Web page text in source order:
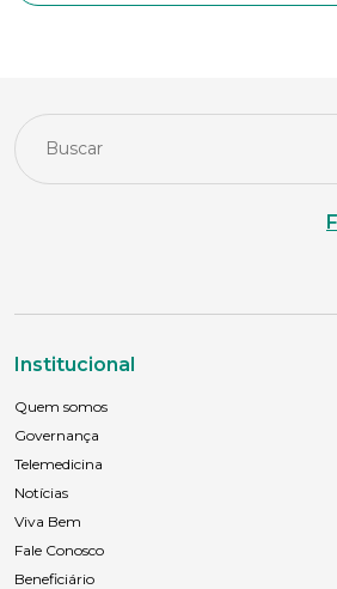
Institucional
Quem somos
Governança
Telemedicina
Notícias
Viva Bem
Fale Conosco
Beneficiário